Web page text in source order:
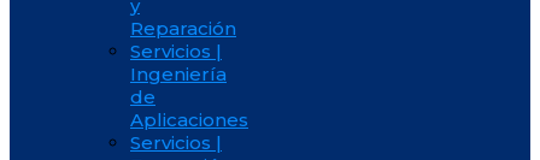
y
Reparación
Servicios |
Ingeniería
de
Aplicaciones
Servicios |